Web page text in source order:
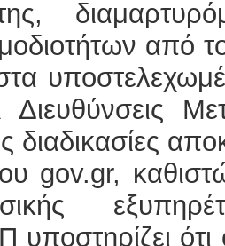
από
Διευθύνσεις
διαδικασίες
gov.gr,
ότι